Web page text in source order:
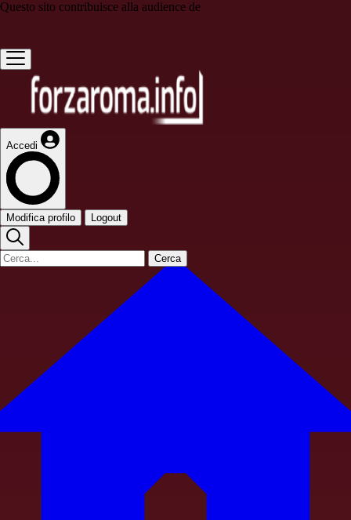
Questo sito contribuisce alla audience de
Accedi
Modifica profilo Logout
Cerca